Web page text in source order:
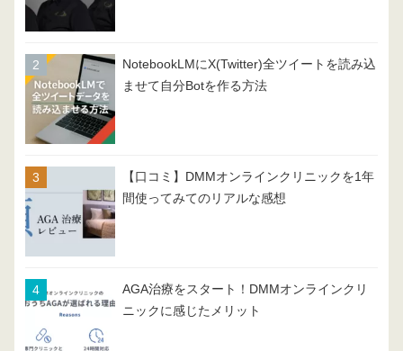
NotebookLMにX(Twitter)全ツイートを読み込
ませて自分Botを作る方法
【口コミ】DMMオンラインクリニックを1年
間使ってみてのリアルな感想
AGA治療をスタート！DMMオンラインクリ
ニックに感じたメリット